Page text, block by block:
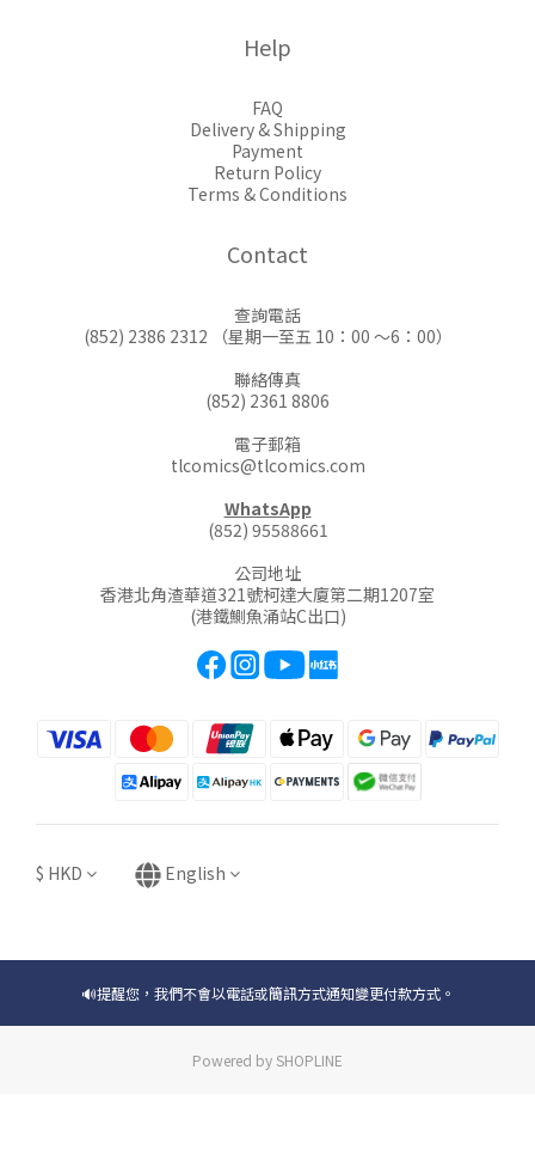
Help
FAQ
Delivery & Shipping
Payment
Return Policy
Terms & Conditions
Contact
查詢電話
(852) 2386 2312 （星期一至五 10：00 ～6：00）
聯絡傳真
(852) 2361 8806
電子郵箱
tlcomics@tlcomics.com
WhatsApp
(852) 95588661
公司地址
香港北角渣華道321號柯達大廈第二期1207室
(港鐵鰂魚涌站C出口)
$ HKD English
🔊提醒您，我們不會以電話或簡訊方式通知變更付款方式。
Powered by SHOPLINE